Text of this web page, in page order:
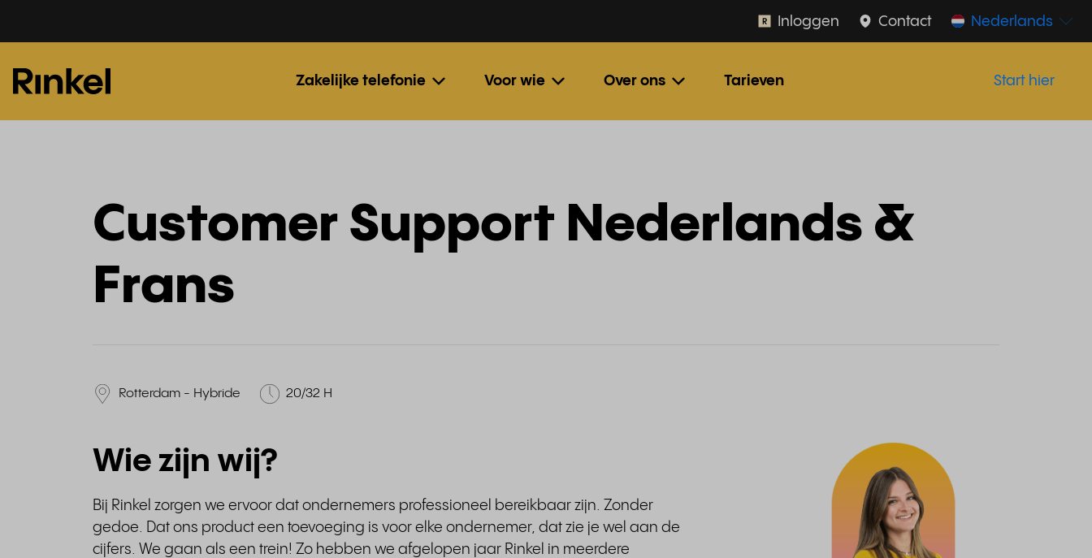
Zakelijke telefonie Voor wie Over ons Tarieven
Nederlands
Contact
Inloggen
Start hier
Customer Support Nederlands &
Frans
Rotterdam - Hybride 20/32 H
Wie zijn wij?
Bij Rinkel zorgen we ervoor dat ondernemers professioneel bereikbaar zijn. Zonder
gedoe. Dat ons product een toevoeging is voor elke ondernemer, dat zie je wel aan de
cijfers. We gaan als een trein! Zo hebben we afgelopen jaar Rinkel in meerdere